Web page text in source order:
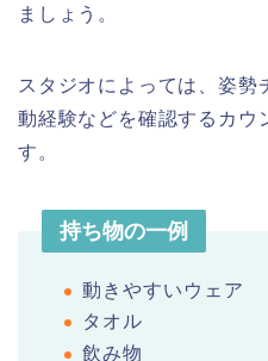
ましょう。
スタジオによっては、姿勢
動経験などを確認するカウ
す。
持ち物の一例
動きやすいウェア
タオル
飲み物